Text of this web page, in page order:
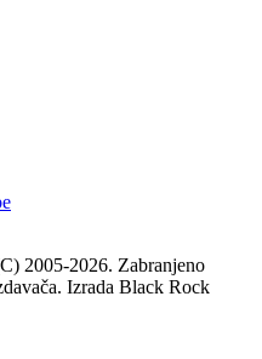
2005-2026. Zabranjeno
Izrada Black Rock